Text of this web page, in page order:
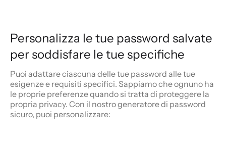
Personalizza le tue password salvate
per soddisfare le tue specifiche
Puoi adattare ciascuna delle tue password alle tue
esigenze e requisiti specifici. Sappiamo che ognuno ha
le proprie preferenze quando si tratta di proteggere la
propria privacy. Con il nostro generatore di password
sicuro, puoi personalizzare: